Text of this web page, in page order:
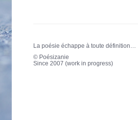
La poésie échappe à toute définition…
© Poésizanie
Since 2007 (work in progress)